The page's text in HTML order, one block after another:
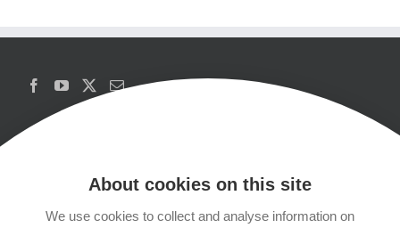
About cookies on this site
We use cookies to collect and analyse information on